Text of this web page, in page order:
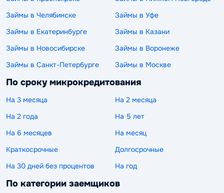
Займы в Челябинске
Займы в Уфе
Займы в Екатеринбурге
Займы в Казани
Займы в Новосибирске
Займы в Воронеже
Займы в Санкт-Петербурге
Займы в Москве
По сроку микрокредитования
На 3 месяца
На 2 месяца
На 2 года
На 5 лет
На 6 месяцев
На месяц
Краткосрочные
Долгосрочные
На 30 дней без процентов
На год
По категории заемщиков